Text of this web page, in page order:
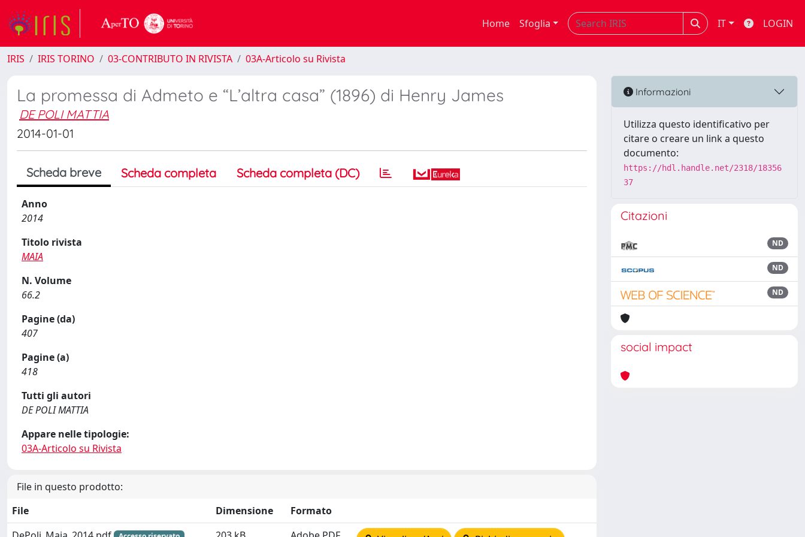
Home Sfoglia IT LOGIN
IRIS IRIS TORINO 03-CONTRIBUTO IN RIVISTA 03A-Articolo su Rivista
La promessa di Admeto e “L’altra casa” (1896) di Henry James
DE POLI MATTIA
2014-01-01
Scheda breve Scheda completa Scheda completa (DC)
Anno
2014
Titolo rivista
MAIA
N. Volume
66.2
Pagine (da)
407
Pagine (a)
418
Tutti gli autori
DE POLI MATTIA
Appare nelle tipologie:
03A-Articolo su Rivista
File in questo prodotto:
File
Dimensione
Formato
Informazioni
Utilizza questo identificativo per
citare o creare un link a questo
documento:
https://hdl.handle.net/2318/18356
37
Citazioni
ND
ND
ND
social impact